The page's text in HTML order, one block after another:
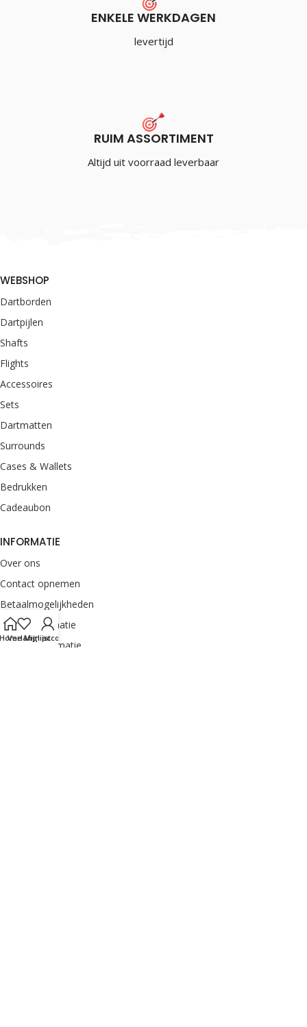
ENKELE WERKDAGEN
levertijd
RUIM ASSORTIMENT
Altijd uit voorraad leverbaar
WEBSHOP
Dartborden
Dartpijlen
Shafts
Flights
Accessoires
Sets
Dartmatten
Surrounds
Cases & Wallets
Bedrukken
Cadeaubon
INFORMATIE
Over ons
Contact opnemen
Betaalmogelijkheden
Retourinformatie
Verzendinformatie
Verlanglijst
Mijn account